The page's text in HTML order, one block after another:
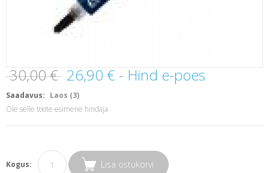
30,00 € 26,90 € - Hind e-poes
Saadavus: Laos (3)
Ole selle toote esimene hindaja
Kogus: Lisa ostukorvi